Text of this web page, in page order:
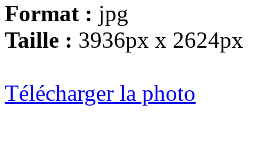
Format : jpg
Taille : 3936px x 2624px
Télécharger la photo